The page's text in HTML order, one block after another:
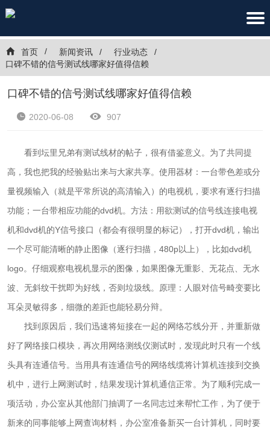
首页 新闻资讯
行业动态
口碑不错的信号测试线哪家好值得信赖
口碑不错的信号测试线哪家好值得信赖
2020-06-08 907
看到坛里兄弟有测试线材的帖子，很有借鉴意义。为了共同提
高，我也把我的经验贴出来与大家共享。使用器材：一台带色差或分
量视频输入（就是平常所说的高清输入）的电视机，要求有逐行扫描
功能；一台带相应功能的dvd机。方法：用欲测试的信号线连接电视
机和dvd机的Y信号接口（都会有很明显的标记），打开dvd机，输出
一个尽可能清晰的静止图像（逐行扫描，480p以上），比如dvd机
logo。仔细观察电视机显示的图像，如果图像无重影、无花点、无水
波、无斜纹干扰即为好线，否则垃圾线。原理：人眼对信号畸变要比
耳朵灵敏得多，细微的差距也能轻易分辩。
找到原因后，我们迅速将短接在一起的网络芯线分开，并重新做
好了网络接口模块，再次用网络测线仪测试时，发现此时只有一个线
头具有连通信号。当用具有连通信号的网络线缆将计算机连接到交换
机中，进行上网测试时，结果发现计算机通信正常。为了顺利完成一
项活动，办公室从其他部门抽调了一名同志过来帮忙工作，为了便于
新来的同事能够上网查询材料，办公室准备新买一台计算机，同时要